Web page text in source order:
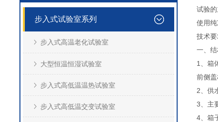
步入式试验室系列
步入式高温老化试验室
大型恒温恒湿试验室
步入式高低温温热试验室
步入式高低温交变试验室
试验
使用
技术
一、
1、箱
前侧
2、供
3、主
4、箱